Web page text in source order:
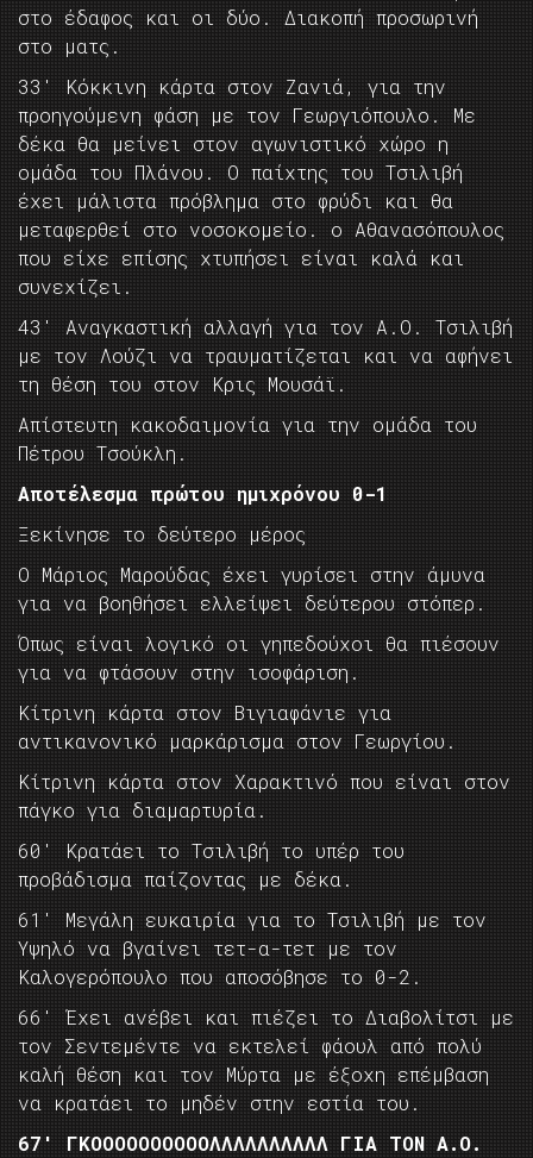
στο έδαφος και οι δύο. Διακοπή προσωρινή
στο ματς.
33′ Κόκκινη κάρτα στον Ζανιά, για την
προηγούμενη φάση με τον Γεωργιόπουλο. Με
δέκα θα μείνει στον αγωνιστικό χώρο η
ομάδα του Πλάνου. Ο παίχτης του Τσιλιβή
έχει μάλιστα πρόβλημα στο φρύδι και θα
μεταφερθεί στο νοσοκομείο. ο Αθανασόπουλος
που είχε επίσης χτυπήσει είναι καλά και
συνεχίζει.
43′ Αναγκαστική αλλαγή για τον Α.Ο. Τσιλιβή
με τον Λούζι να τραυματίζεται και να αφήνει
τη θέση του στον Κρις Μουσάϊ.
Απίστευτη κακοδαιμονία για την ομάδα του
Πέτρου Τσούκλη.
Αποτέλεσμα πρώτου ημιχρόνου 0-1
Ξεκίνησε το δεύτερο μέρος
Ο Μάριος Μαρούδας έχει γυρίσει στην άμυνα
για να βοηθήσει ελλείψει δεύτερου στόπερ.
Όπως είναι λογικό οι γηπεδούχοι θα πιέσουν
για να φτάσουν στην ισοφάριση.
Κίτρινη κάρτα στον Βιγιαφάνιε για
αντικανονικό μαρκάρισμα στον Γεωργίου.
Κίτρινη κάρτα στον Χαρακτινό που είναι στον
πάγκο για διαμαρτυρία.
60′ Κρατάει το Τσιλιβή το υπέρ του
προβάδισμα παίζοντας με δέκα.
61′ Μεγάλη ευκαιρία για το Τσιλιβή με τον
Υψηλό να βγαίνει τετ-α-τετ με τον
Καλογερόπουλο που αποσόβησε το 0-2.
66′ Έχει ανέβει και πιέζει το Διαβολίτσι με
τον Σεντεμέντε να εκτελεί φάουλ από πολύ
καλή θέση και τον Μύρτα με έξοχη επέμβαση
να κρατάει το μηδέν στην εστία του.
67′ ΓΚΟΟΟΟΟΟΟΟΟΟΛΛΛΛΛΛΛΛΛΛ ΓΙΑ ΤΟΝ Α.Ο.